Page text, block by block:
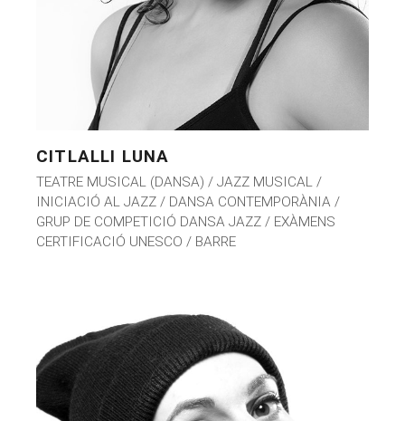
CITLALLI LUNA
TEATRE MUSICAL (DANSA) / JAZZ MUSICAL /
INICIACIÓ AL JAZZ / DANSA CONTEMPORÀNIA /
GRUP DE COMPETICIÓ DANSA JAZZ / EXÀMENS
CERTIFICACIÓ UNESCO / BARRE